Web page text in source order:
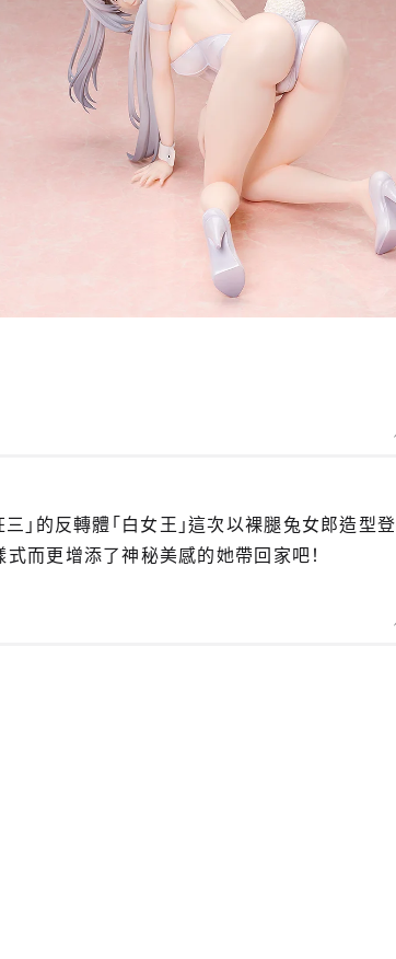
」的反轉體「白女王」這次以裸腿兔女郎造型登
而更增添了神秘美感的她帶回家吧！